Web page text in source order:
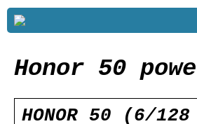
Honor 50
HONOR 50 (6/128